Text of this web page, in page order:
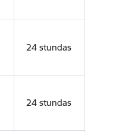
24 stundas
24 stundas